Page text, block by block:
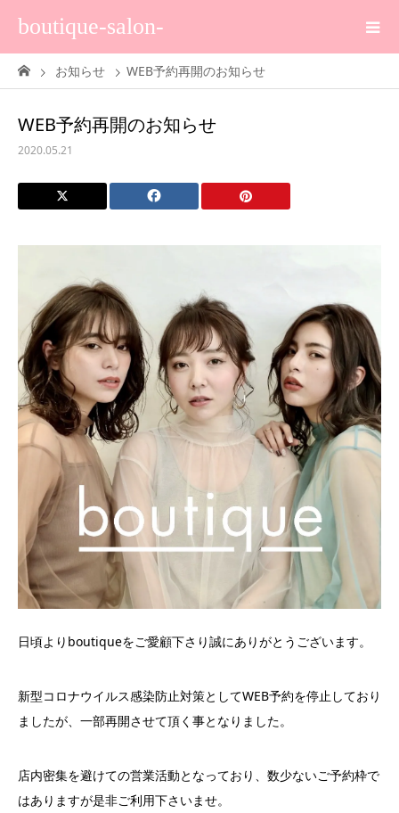
boutique-salon-
お知らせ WEB予約再開のお知らせ
WEB予約再開のお知らせ
2020.05.21
日頃よりboutiqueをご愛顧下さり誠にありがとうございます。
新型コロナウイルス感染防止対策としてWEB予約を停止しており
ましたが、一部再開させて頂く事となりました。
店内密集を避けての営業活動となっており、数少ないご予約枠で
はありますが是非ご利用下さいませ。